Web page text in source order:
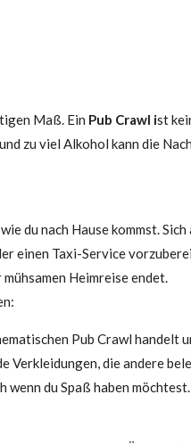
Maß. Ein Pub Crawl ist
zu viel Alkohol kann die
du nach Hause kommst. Sich
einen Taxi-Service
Heimreise endet.
Pub Crawl handelt
Verkleidungen, die andere
wenn du Spaß haben möchtest.